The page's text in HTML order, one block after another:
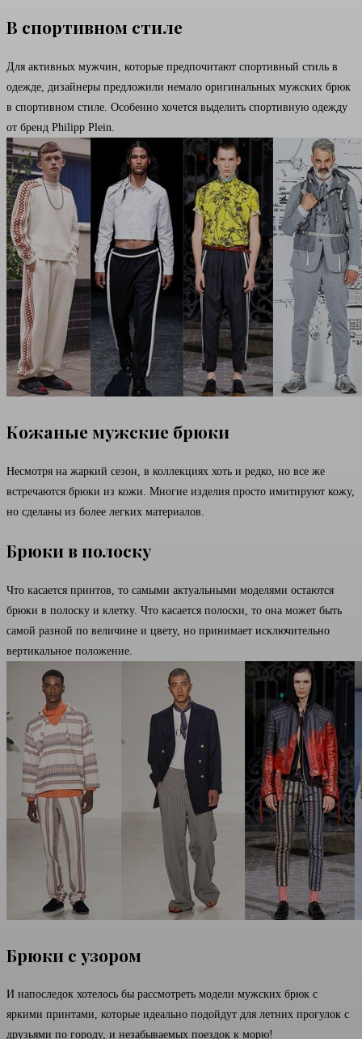
В спортивном стиле
Для активных мужчин, которые предпочитают спортивный стиль в
одежде, дизайнеры предложили немало оригинальных мужских брюк
в спортивном стиле. Особенно хочется выделить спортивную одежду
от бренд Philipp Plein.
Кожаные мужские брюки
Несмотря на жаркий сезон, в коллекциях хоть и редко, но все же
встречаются брюки из кожи. Многие изделия просто имитируют кожу,
но сделаны из более легких материалов.
Брюки в полоску
Что касается принтов, то самыми актуальными моделями остаются
брюки в полоску и клетку. Что касается полоски, то она может быть
самой разной по величине и цвету, но принимает исключительно
вертикальное положение.
Брюки с узором
И напоследок хотелось бы рассмотреть модели мужских брюк с
яркими принтами, которые идеально подойдут для летних прогулок с
друзьями по городу, и незабываемых поездок к морю!